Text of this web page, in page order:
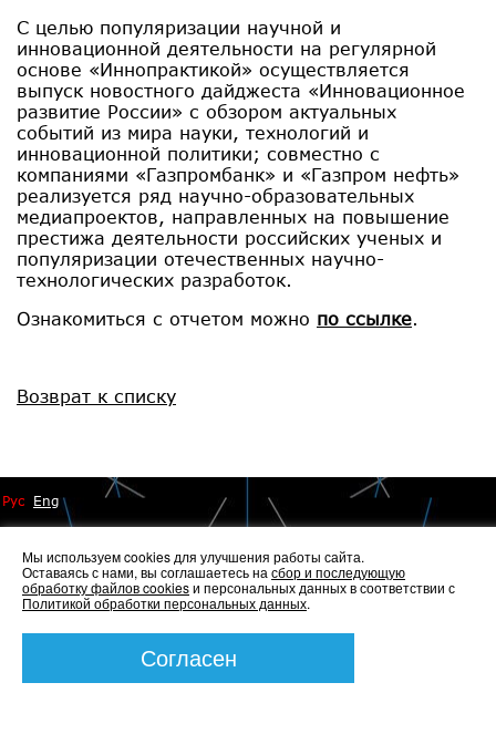
С целью популяризации научной и
инновационной деятельности на регулярной
основе «Иннопрактикой» осуществляется
выпуск новостного дайджеста «Инновационное
развитие России» с обзором актуальных
событий из мира науки, технологий и
инновационной политики; совместно с
компаниями «Газпромбанк» и «Газпром нефть»
реализуется ряд научно-образовательных
медиапроектов, направленных на повышение
престижа деятельности российских ученых и
популяризации отечественных научно-
технологических разработок.
Ознакомиться с отчетом можно по ссылке.
Возврат к списку
Рус Eng
© 2014 - 2026 Иннопрактика
Политика по обработке и защите персональных данных
Политика по работе с файлами Cookies
Создание сайта —
Мы используем cookies для улучшения работы сайта.
Оставаясь с нами, вы соглашаетесь на сбор и последующую
обработку файлов cookiesи персональных данных в соответствии с
Политикой обработки персональных данных.
Согласен